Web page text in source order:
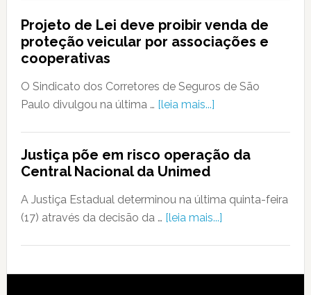
Projeto de Lei deve proibir venda de
proteção veicular por associações e
cooperativas
O Sindicato dos Corretores de Seguros de São
Paulo divulgou na última … [leia mais...]
Justiça põe em risco operação da
Central Nacional da Unimed
A Justiça Estadual determinou na última quinta-feira
(17) através da decisão da … [leia mais...]